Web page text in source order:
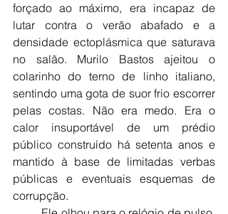
forçado ao máximo, era incapaz de
lutar contra o verão abafado e a
densidade ectoplásmica que saturava
no salão. Murilo Bastos ajeitou o
colarinho do terno de linho italiano,
sentindo uma gota de suor frio escorrer
pelas costas. Não era medo. Era o
calor insuportável de um prédio
público construído há setenta anos e
mantido à base de limitadas verbas
públicas e eventuais esquemas de
corrupção.